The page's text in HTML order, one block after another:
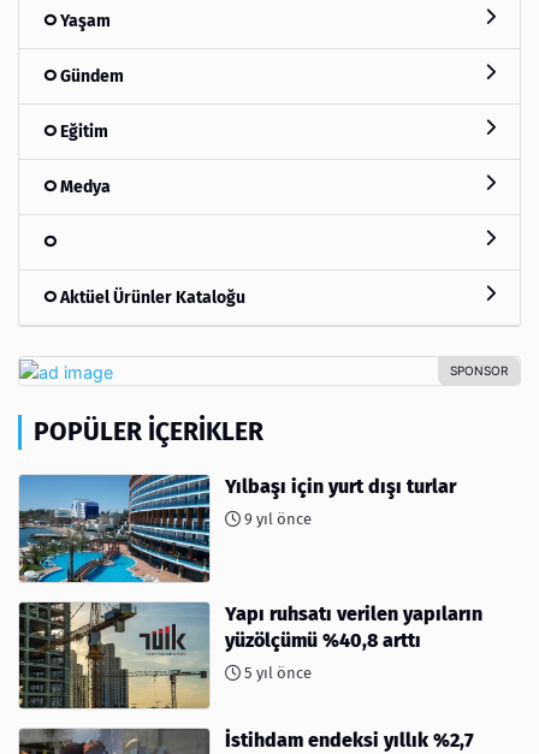
Yaşam
Gündem
Eğitim
Medya
Aktüel Ürünler Kataloğu
POPÜLER İÇERIKLER
Yılbaşı için yurt dışı turlar
9 yıl önce
Yapı ruhsatı verilen yapıların
yüzölçümü %40,8 arttı
5 yıl önce
İstihdam endeksi yıllık %2,7